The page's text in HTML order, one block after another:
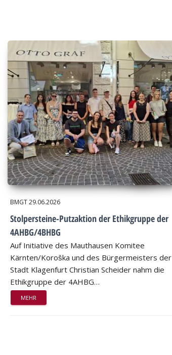
BMGT29.06.2026
Stolpersteine-Putzaktion der Ethikgruppe der
4AHBG/4BHBG
Auf Initiative des Mauthausen Komitee
Kärnten/Koroška und des Bürgermeisters der
Stadt Klagenfurt Christian Scheider nahm die
Ethikgruppe der 4AHBG…
MEHR